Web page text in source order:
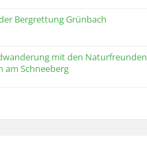
Bergrettung Grünbach
mit den Naturfreunden
am Schneeberg